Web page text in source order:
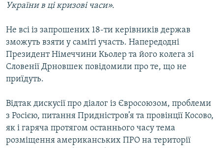
України в ці кризові часи».
Не всі із запрошених 18-ти керівників держав
зможуть взяти у саміті участь. Напередодні
Президент Німеччини Кьолер та його колега зі
Словенії Дрновшек повідомили про те, що не
приїдуть.
Відтак дискусії про діалог із Євросоюзом, проблеми
з Росією, питання Придністров’я та провінції Косово,
як і гаряча протягом останнього часу тема
розміщення американських ПРО на території